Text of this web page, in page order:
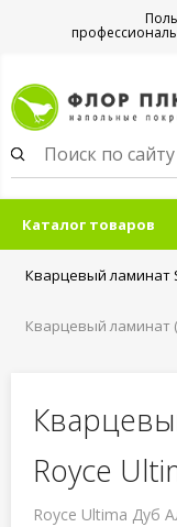
Каталог товаров
Кварцевый ламинат
Кварцевый ламинат
Royce
Royce Ultima Дуб